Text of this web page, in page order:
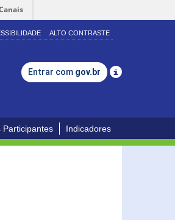
ALTO CONTRASTE
Entrar com gov.br
Participantes Indicadores